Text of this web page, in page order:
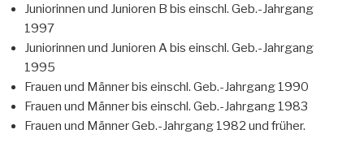
Juniorinnen und Junioren B bis einschl. Geb.-Jahrgang
1997
Juniorinnen und Junioren A bis einschl. Geb.-Jahrgang
1995
Frauen und Männer bis einschl. Geb.-Jahrgang 1990
Frauen und Männer bis einschl. Geb.-Jahrgang 1983
Frauen und Männer Geb.-Jahrgang 1982 und früher.